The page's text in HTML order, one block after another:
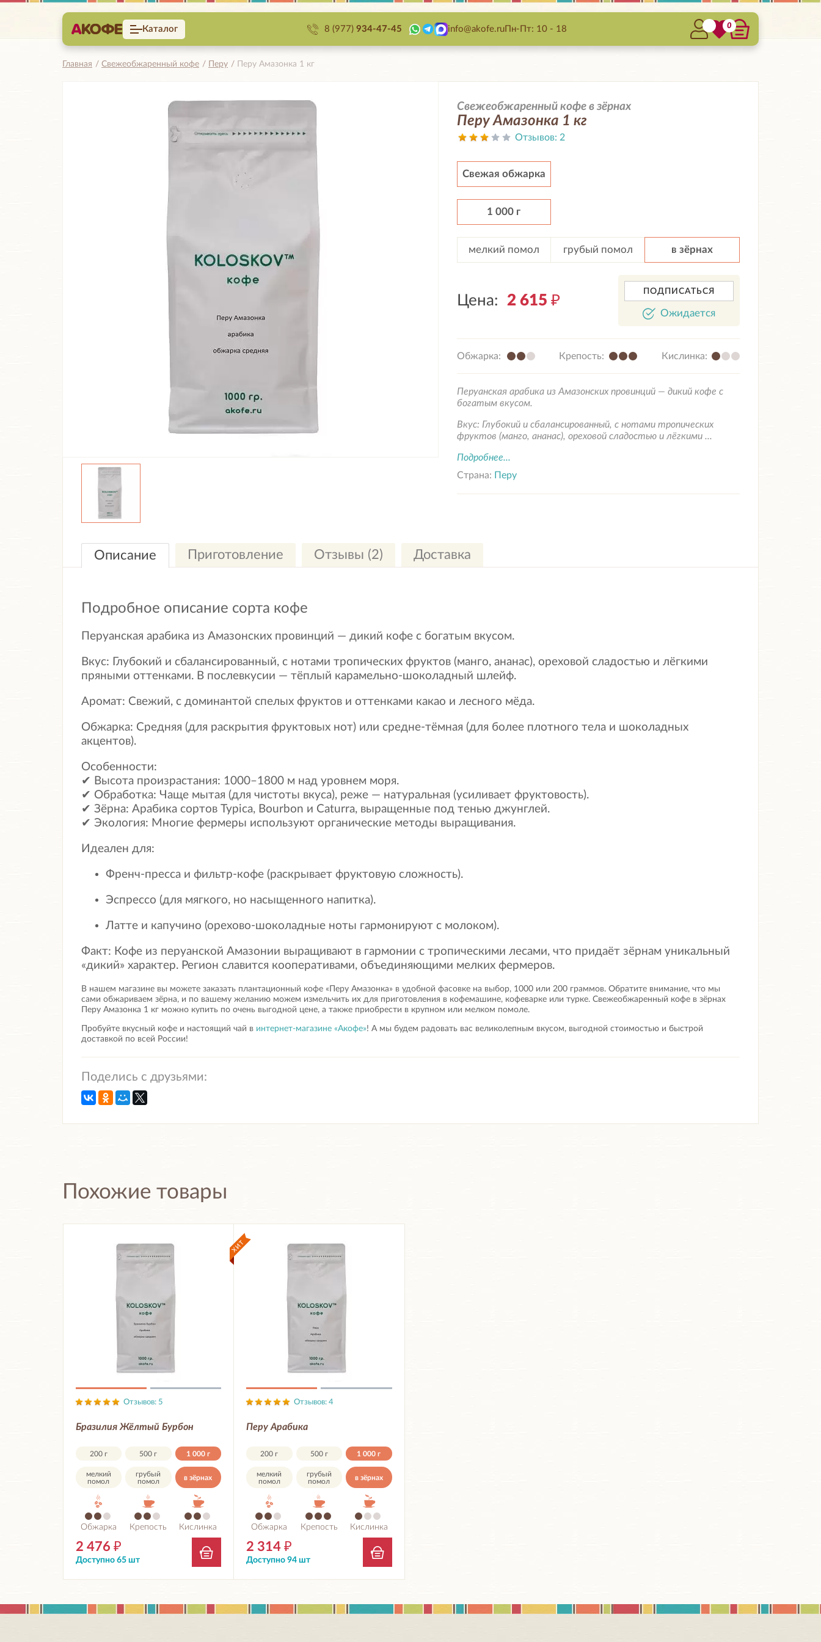
Каталог 8 (977)934-47-45 info@akofe.ru Пн-Пт: 10 - 18 0
Главная Свежеобжаренный кофе Перу Перу Амазонка 1 кг
Свежеобжаренный кофе в зёрнах
Перу Амазонка 1 кг
Отзывов: 2
Свежая обжарка
1 000 г
мелкий помол грубый помол в зёрнах
Цена: 2 615 ₽
ПОДПИСАТЬСЯ
Ожидается
Обжарка: Крепость: Кислинка:
Перуанская арабика из Амазонских провинций — дикий кофе с
богатым вкусом.
Вкус: Глубокий и сбалансированный, с нотами тропических
фруктов (манго, ананас), ореховой сладостью и лёгкими ...
Подробнее...
Страна: Перу
Описание Приготовление Отзывы (2) Доставка
Подробное описание сорта кофе
Перуанская арабика из Амазонских провинций — дикий кофе с богатым вкусом.
Вкус: Глубокий и сбалансированный, с нотами тропических фруктов (манго, ананас), ореховой сладостью и лёгкими
пряными оттенками. В послевкусии — тёплый карамельно-шоколадный шлейф.
Аромат: Свежий, с доминантой спелых фруктов и оттенками какао и лесного мёда.
Обжарка: Средняя (для раскрытия фруктовых нот) или средне-тёмная (для более плотного тела и шоколадных
акцентов).
Особенности:
✔ Высота произрастания: 1000–1800 м над уровнем моря.
✔ Обработка: Чаще мытая (для чистоты вкуса), реже — натуральная (усиливает фруктовость).
✔ Зёрна: Арабика сортов Typica, Bourbon и Caturra, выращенные под тенью джунглей.
✔ Экология: Многие фермеры используют органические методы выращивания.
Идеален для:
Френч-пресса и фильтр-кофе (раскрывает фруктовую сложность).
Эспрессо (для мягкого, но насыщенного напитка).
Латте и капучино (орехово-шоколадные ноты гармонируют с молоком).
Факт: Кофе из перуанской Амазонии выращивают в гармонии с тропическими лесами, что придаёт зёрнам уникальный
«дикий» характер. Регион славится кооперативами, объединяющими мелких фермеров.
В нашем магазине вы можете заказать плантационный кофе «Перу Амазонка» в удобной фасовке на выбор, 1000 или 200 граммов. Обратите внимание, что мы
сами обжариваем зёрна, и по вашему желанию можем измельчить их для приготовления в кофемашине, кофеварке или турке. Свежеобжаренный кофе в зёрнах
Перу Амазонка 1 кг можно купить по очень выгодной цене, а также приобрести в крупном или мелком помоле.
Пробуйте вкусный кофе и настоящий чай в интернет-магазине «Акофе»! А мы будем радовать вас великолепным вкусом, выгодной стоимостью и быстрой
доставкой по всей России!
Поделись с друзьями:
Похожие товары
Отзывов: 5
Бразилия Жёлтый Бурбон
200 г 500 г 1 000 г
мелкий
помол
грубый
помол
в зёрнах
Обжарка Крепость Кислинка
2 476 ₽
Доступно 65 шт
Отзывов: 4
Перу Арабика
200 г 500 г 1 000 г
мелкий
помол
грубый
помол
в зёрнах
Обжарка Крепость Кислинка
2 314 ₽
Доступно 94 шт